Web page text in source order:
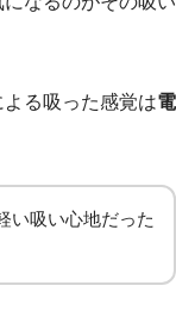
る吸った感覚は電
い吸い心地だった